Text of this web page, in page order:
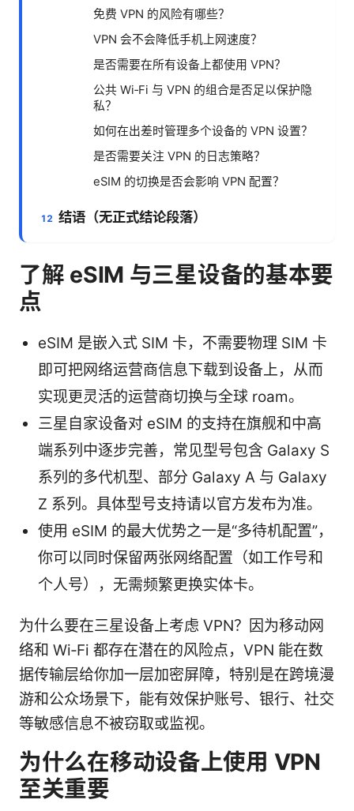
免费 VPN 的风险有哪些？
VPN 会不会降低手机上网速度？
是否需要在所有设备上都使用 VPN？
公共 Wi‑Fi 与 VPN 的组合是否足以保护隐
私？
如何在出差时管理多个设备的 VPN 设置？
是否需要关注 VPN 的日志策略？
eSIM 的切换是否会影响 VPN 配置？
结语（无正式结论段落）
了解 eSIM 与三星设备的基本要
点
eSIM 是嵌入式 SIM 卡，不需要物理 SIM 卡
即可把网络运营商信息下载到设备上，从而
实现更灵活的运营商切换与全球 roam。
三星自家设备对 eSIM 的支持在旗舰和中高
端系列中逐步完善，常见型号包含 Galaxy S
系列的多代机型、部分 Galaxy A 与 Galaxy
Z 系列。具体型号支持请以官方发布为准。
使用 eSIM 的最大优势之一是“多待机配置”，
你可以同时保留两张网络配置（如工作号和
个人号），无需频繁更换实体卡。
为什么要在三星设备上考虑 VPN？因为移动网
络和 Wi‑Fi 都存在潜在的风险点，VPN 能在数
据传输层给你加一层加密屏障，特别是在跨境漫
游和公众场景下，能有效保护账号、银行、社交
等敏感信息不被窃取或监视。
为什么在移动设备上使用 VPN
至关重要